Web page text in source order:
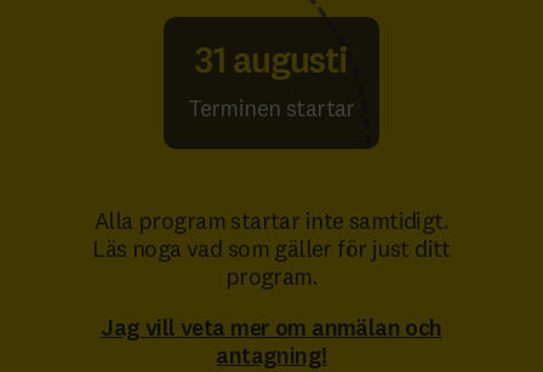
31 augusti
Terminen startar
Alla program startar inte samtidigt.
Läs noga vad som gäller för just ditt
program.
Jag vill veta mer om anmälan och
antagning!